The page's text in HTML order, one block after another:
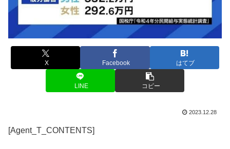
X Facebook はてブ
LINE コピー
2023.12.28
[Agent_T_CONTENTS]